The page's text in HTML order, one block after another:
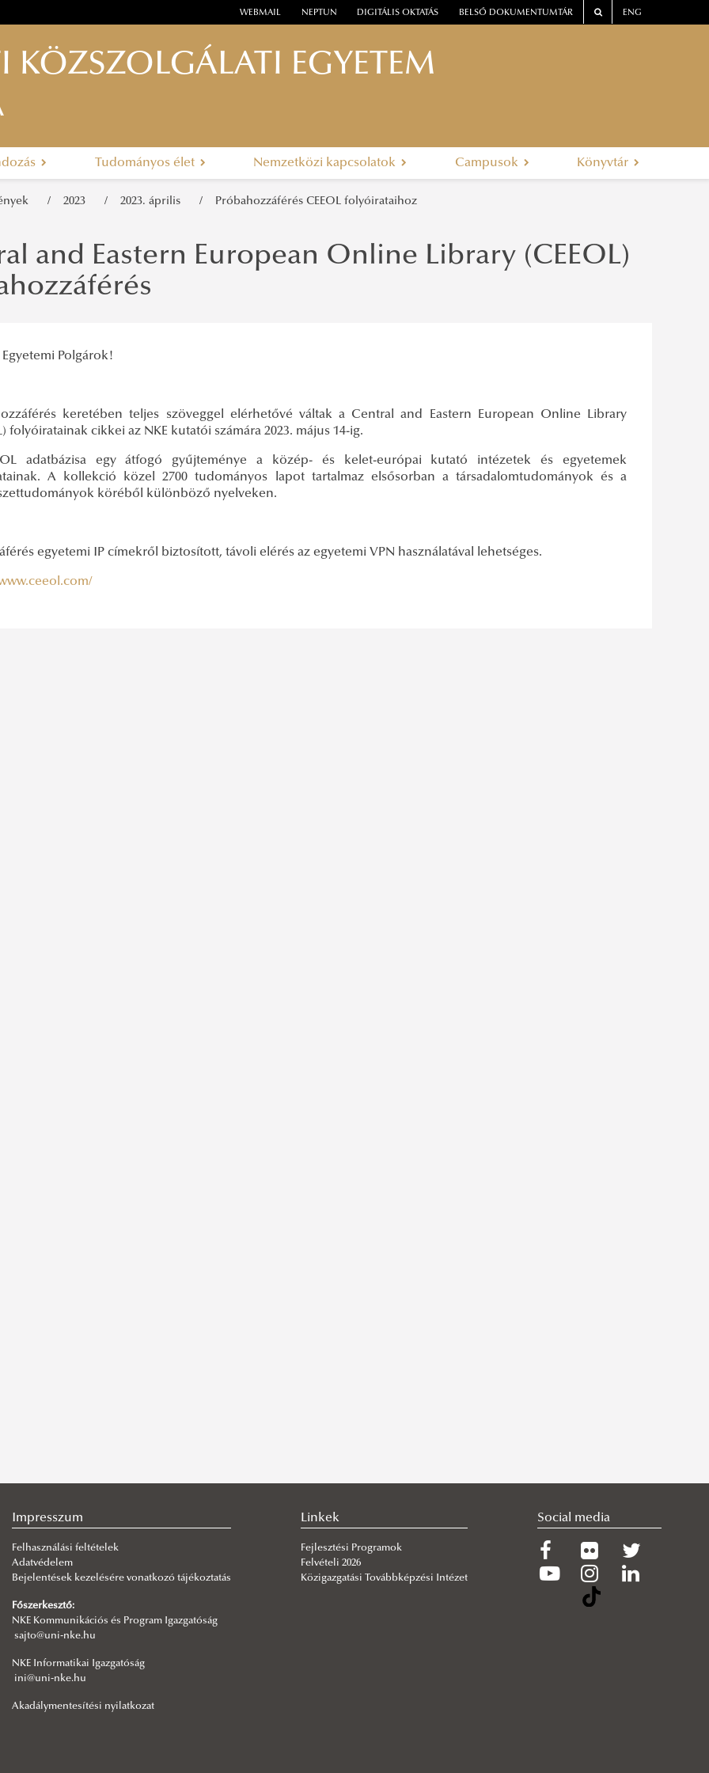
WEBMAIL NEPTUN DIGITÁLIS OKTATÁS BELSŐ DOKUMENTUMTÁR ENG
KÖZSZOLGÁLATI EGYETEM
Tudományos élet Nemzetközi kapcsolatok Campusok Könyvtár
2023 2023. április Próbahozzáférés CEEOL folyóirataihoz
and Eastern European Online Library (CEEOL)
Egyetemi Polgárok!
keretében teljes szöveggel elérhetővé váltak a Central and Eastern European Online Library
folyóiratainak cikkei az NKE kutatói számára 2023. május 14-ig.
adatbázisa egy átfogó gyűjteménye a közép- és kelet-európai kutató intézetek és egyetemek
A kollekció közel 2700 tudományos lapot tartalmaz elsősorban a társadalomtudományok és a
köréből különböző nyelveken.
egyetemi IP címekről biztosított, távoli elérés az egyetemi VPN használatával lehetséges.
Impresszum
Felhasználási feltételek
Adatvédelem
Bejelentések kezelésére vonatkozó tájékoztatás
Főszerkesztő:
NKE Kommunikációs és Program Igazgatóság
sajto@uni-nke.hu
NKE Informatikai Igazgatóság
ini@uni-nke.hu
Akadálymentesítési nyilatkozat
Linkek
Fejlesztési Programok
Felvételi 2026
Közigazgatási Továbbképzési Intézet
Social media